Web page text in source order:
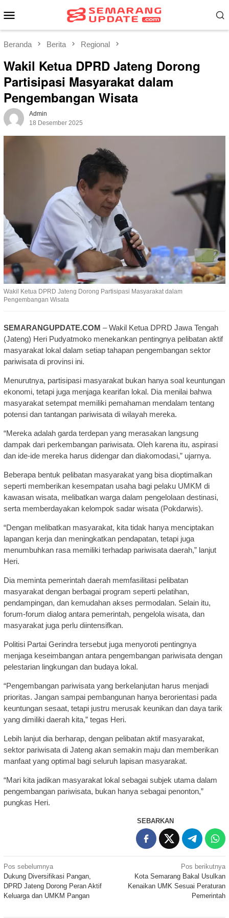
ke
Mobile
Beranda Berita Regional
Wakil Ketua DPRD Jateng Dorong
Partisipasi Masyarakat dalam
Pengembangan Wisata
Admin
18 Desember 2025
Wakil Ketua DPRD Jateng Dorong Partisipasi Masyarakat dalam
Pengembangan Wisata
SEMARANGUPDATE.COM – Wakil Ketua DPRD Jawa Tengah
(Jateng) Heri Pudyatmoko menekankan pentingnya pelibatan aktif
masyarakat lokal dalam setiap tahapan pengembangan sektor
pariwisata di provinsi ini.
Menurutnya, partisipasi masyarakat bukan hanya soal keuntungan
ekonomi, tetapi juga menjaga kearifan lokal. Dia menilai bahwa
masyarakat setempat memiliki pemahaman mendalam tentang
potensi dan tantangan pariwisata di wilayah mereka.
“Mereka adalah garda terdepan yang merasakan langsung
dampak dari perkembangan pariwisata. Oleh karena itu, aspirasi
dan ide-ide mereka harus didengar dan diakomodasi,” ujarnya.
Beberapa bentuk pelibatan masyarakat yang bisa dioptimalkan
seperti memberikan kesempatan usaha bagi pelaku UMKM di
kawasan wisata, melibatkan warga dalam pengelolaan destinasi,
serta memberdayakan kelompok sadar wisata (Pokdarwis).
“Dengan melibatkan masyarakat, kita tidak hanya menciptakan
lapangan kerja dan meningkatkan pendapatan, tetapi juga
menumbuhkan rasa memiliki terhadap pariwisata daerah,” lanjut
Heri.
Dia meminta pemerintah daerah memfasilitasi pelibatan
masyarakat dengan berbagai program seperti pelatihan,
pendampingan, dan kemudahan akses permodalan. Selain itu,
forum-forum dialog antara pemerintah, pengelola wisata, dan
masyarakat juga perlu diintensifkan.
Politisi Partai Gerindra tersebut juga menyoroti pentingnya
menjaga keseimbangan antara pengembangan pariwisata dengan
pelestarian lingkungan dan budaya lokal.
“Pengembangan pariwisata yang berkelanjutan harus menjadi
prioritas. Jangan sampai pembangunan hanya berorientasi pada
keuntungan sesaat, tetapi justru merusak keunikan dan daya tarik
yang dimiliki daerah kita,” tegas Heri.
Lebih lanjut dia berharap, dengan pelibatan aktif masyarakat,
sektor pariwisata di Jateng akan semakin maju dan memberikan
manfaat yang optimal bagi seluruh lapisan masyarakat.
“Mari kita jadikan masyarakat lokal sebagai subjek utama dalam
pengembangan pariwisata, bukan hanya sebagai penonton,”
pungkas Heri.
SEBARKAN
Navigasi
pos
Pos sebelumnya
Dukung Diversifikasi Pangan,
DPRD Jateng Dorong Peran Aktif
Keluarga dan UMKM Pangan
Pos berikutnya
Kota Semarang Bakal Usulkan
Kenaikan UMK Sesuai Peraturan
Pemerintah